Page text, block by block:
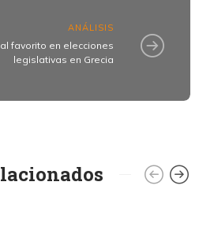
ANÁLISIS
favorito en elecciones
legislativas en Grecia